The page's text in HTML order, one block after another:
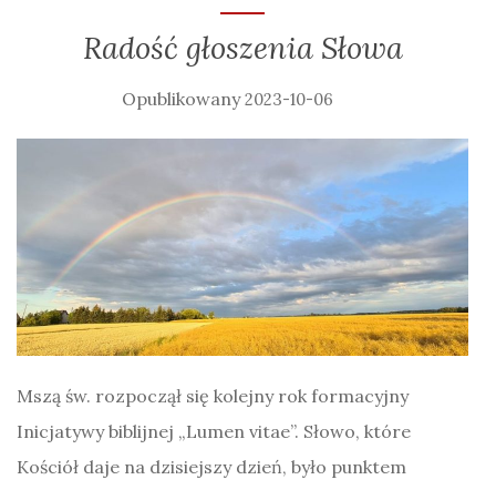
Radość głoszenia Słowa
2023-10-06
Mszą św. rozpoczął się kolejny rok formacyjny
Inicjatywy biblijnej „Lumen vitae”. Słowo, które
Kościół daje na dzisiejszy dzień, było punktem